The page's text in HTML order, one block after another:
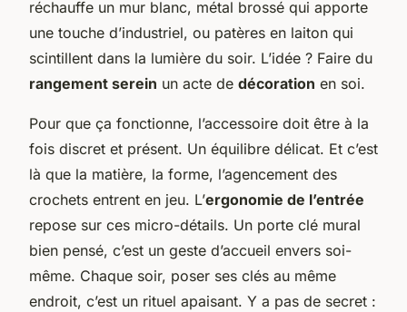
réchauffe un mur blanc, métal brossé qui apporte
une touche d’industriel, ou patères en laiton qui
scintillent dans la lumière du soir. L’idée ? Faire du
rangement serein un acte de décoration en soi.
Pour que ça fonctionne, l’accessoire doit être à la
fois discret et présent. Un équilibre délicat. Et c’est
là que la matière, la forme, l’agencement des
crochets entrent en jeu. L’ergonomie de l’entrée
repose sur ces micro-détails. Un porte clé mural
bien pensé, c’est un geste d’accueil envers soi-
même. Chaque soir, poser ses clés au même
endroit, c’est un rituel apaisant. Y a pas de secret :